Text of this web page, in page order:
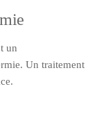
un
Un traitement